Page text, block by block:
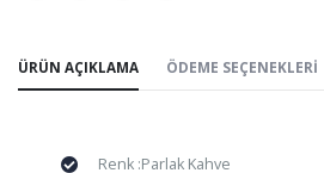
ÜRÜN AÇIKLAMA ÖDEME SEÇENEKLERI
Renk :Parlak Kahve